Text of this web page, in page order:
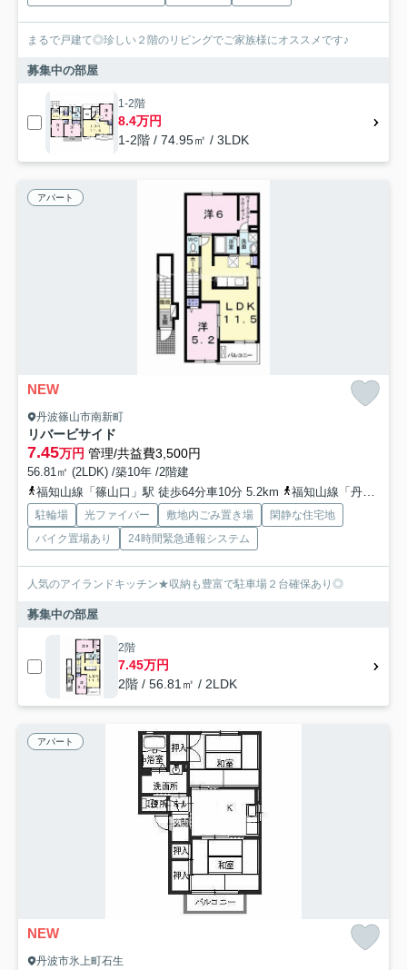
まるで戸建て◎珍しい２階のリビングでご家族様にオススメです♪
募集中の部屋
1-2階
8.4万円
1-2階 / 74.95㎡ / 3LDK
アパート
NEW
丹波篠山市南新町
リバービサイド
7.45万円 管理/共益費3,500円
56.81㎡ (2LDK) /築10年 /2階建
福知山線「篠山口」駅 徒歩64分車10分 5.2km
福知山線「丹波大山」駅 徒歩68分車12分 5.5km
駐輪場 光ファイバー 敷地内ごみ置き場
閑静な住宅地
バイク置場あり
24時間緊急通報システム
人気のアイランドキッチン★収納も豊富で駐車場２台確保あり◎
募集中の部屋
2階
7.45万円
2階 / 56.81㎡ / 2LDK
アパート
NEW
丹波市氷上町石生